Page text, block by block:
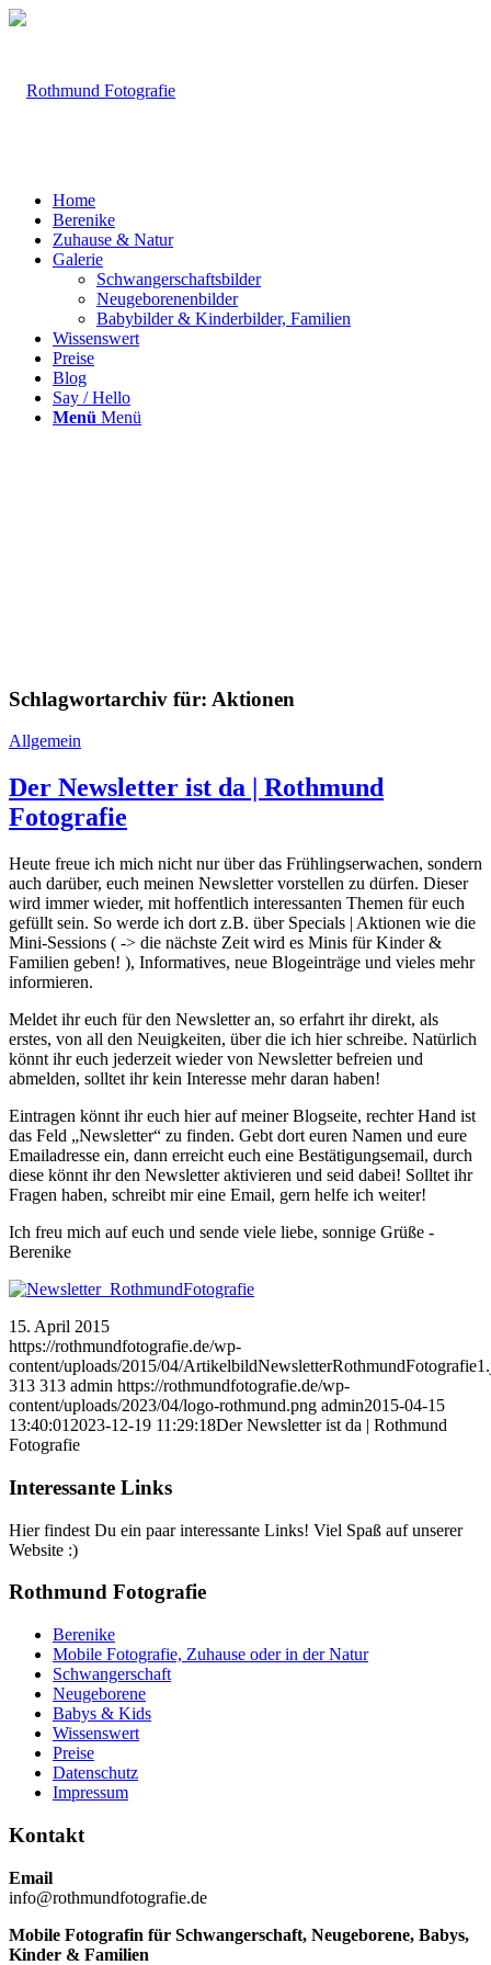
Home
Berenike
Zuhause & Natur
Galerie
Schwangerschaftsbilder
Neugeborenenbilder
Babybilder & Kinderbilder, Familien
Wissenswert
Preise
Blog
Say / Hello
Menü Menü
Schlagwortarchiv für: Aktionen
Allgemein
Der Newsletter ist da | Rothmund
Fotografie
Heute freue ich mich nicht nur über das Frühlingserwachen, sondern
auch darüber, euch meinen Newsletter vorstellen zu dürfen. Dieser
wird immer wieder, mit hoffentlich interessanten Themen für euch
gefüllt sein. So werde ich dort z.B. über Specials | Aktionen wie die
Mini-Sessions ( -> die nächste Zeit wird es Minis für Kinder &
Familien geben! ), Informatives, neue Blogeinträge und vieles mehr
informieren.
Meldet ihr euch für den Newsletter an, so erfahrt ihr direkt, als
erstes, von all den Neuigkeiten, über die ich hier schreibe. Natürlich
könnt ihr euch jederzeit wieder von Newsletter befreien und
abmelden, solltet ihr kein Interesse mehr daran haben!
Eintragen könnt ihr euch hier auf meiner Blogseite, rechter Hand ist
das Feld „Newsletter“ zu finden. Gebt dort euren Namen und eure
Emailadresse ein, dann erreicht euch eine Bestätigungsemail, durch
diese könnt ihr den Newsletter aktivieren und seid dabei! Solltet ihr
Fragen haben, schreibt mir eine Email, gern helfe ich weiter!
Ich freu mich auf euch und sende viele liebe, sonnige Grüße -
Berenike
15. April 2015
https://rothmundfotografie.de/wp-
content/uploads/2015/04/
313 313 admin https://rothmundfotografie.de/wp-
content/uploads/2023/04/logo-rothmund.png admin2015-04-15
13:40:01 2023-12-19 11:29:18Der Newsletter ist da | Rothmund
Fotografie
Interessante Links
Hier findest Du ein paar interessante Links! Viel Spaß auf unserer
Website :)
Rothmund Fotografie
Berenike
Mobile Fotografie, Zuhause oder in der Natur
Schwangerschaft
Neugeborene
Babys & Kids
Wissenswert
Preise
Datenschutz
Impressum
Kontakt
Email
info@rothmundfotografie.de
Mobile Fotografin für Schwangerschaft, Neugeborene, Babys,
Kinder & Familien